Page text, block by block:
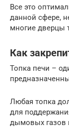
Все это
данной сфере,
многие дверцы
Как
Топка печи –
Любая топка
для
дымовых газов